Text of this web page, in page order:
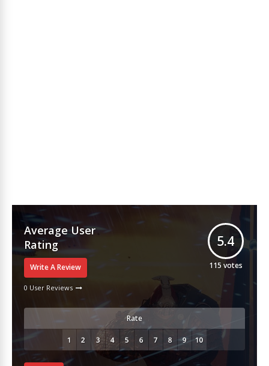
Average User
Rating
Write A Review
0 User Reviews
5.4
115 votes
Rate